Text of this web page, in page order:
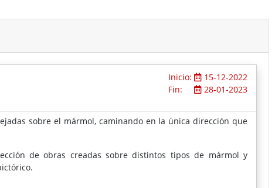
Inicio:
15-12-2022
Fin:
28-01-2023
sobre el mármol, caminando en la única dirección que
de obras creadas sobre distintos tipos de mármol y